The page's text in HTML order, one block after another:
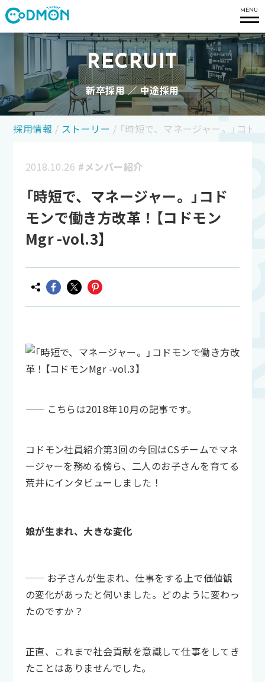
MENU
RECRUIT
新卒採用 ／ 中途採用
採用情報 / ストーリー / 「時短で、マネージャー。」コ
2018.10.26 #メンバー紹介
「時短で、マネージャー。」コド
モンで働き方改革！【コドモン
Mgr -vol.3】
—— こちらは2018年10月の記事です。
コドモン社員紹介第3回の今回はCSチームでマネ
ージャーを務める傍ら、二人のお子さんを育てる
荒井にインタビューしました！
娘が生まれ、大きな変化
── お子さんが生まれ、仕事をする上で価値観
の変化があったと伺いました。どのように変わっ
たのですか？
正直、これまで社会貢献を意識して仕事をしてき
たことはありませんでした。